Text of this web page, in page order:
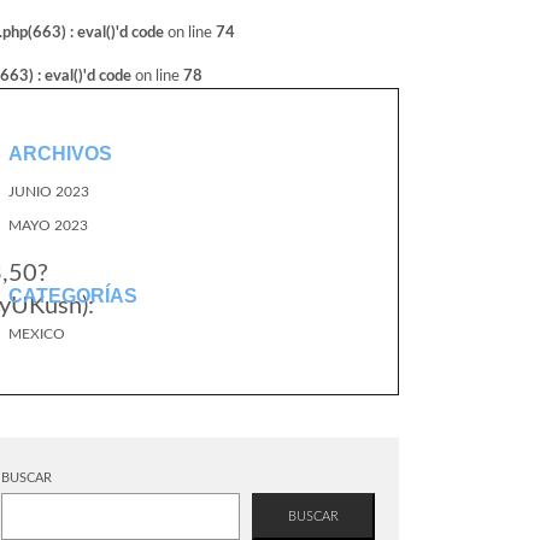
: eval()'d code on line 74
: eval()'d code on line 78
ARCHIVOS
JUNIO 2023
MAYO 2023
CATEGORÍAS
MEXICO
BUSCAR
BUSCAR